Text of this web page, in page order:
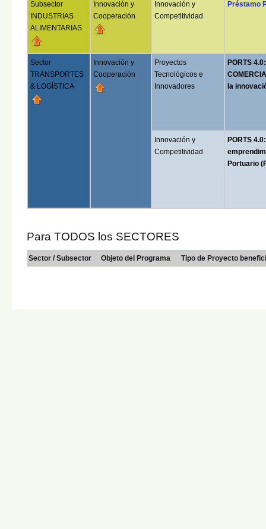
Subsector
INDUSTRIAS
ALIMENTARIAS
Innovación y
Cooperación
Innovación y
Competitividad
Préstamo
Sector
TRANSPORTES
& LOGÍSTICA
Innovación y
Cooperación
Proyectos
Tecnológicos e
Innovadores
PORTS
la
Innovación y
Competitividad
PORTS
Portuario
Para TODOS los SECTORES
Sector / Subsector Objeto del Programa Tipo de Proyecto